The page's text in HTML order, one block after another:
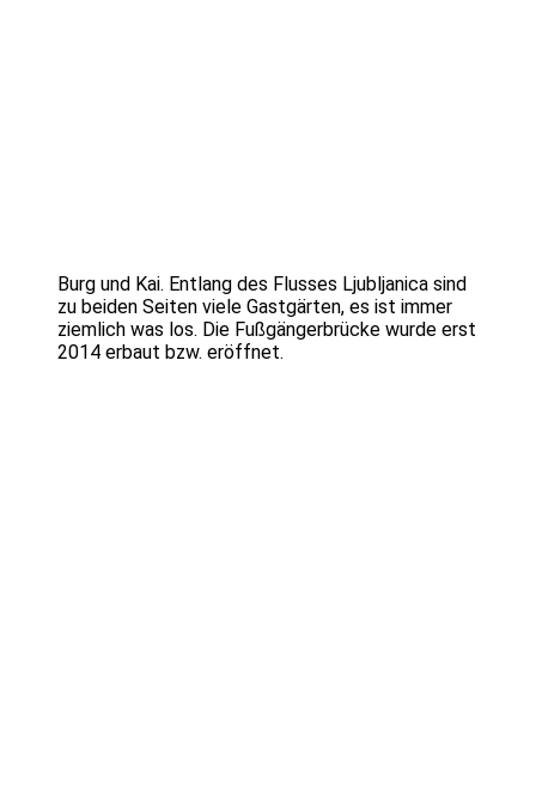
Burg und Kai. Entlang des Flusses Ljubljanica sind
zu beiden Seiten viele Gastgärten, es ist immer
ziemlich was los. Die Fußgängerbrücke wurde erst
2014 erbaut bzw. eröffnet.